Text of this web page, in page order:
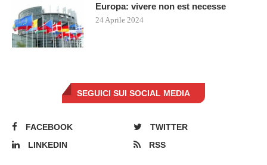
Europa: vivere non est necesse
24 Aprile 2024
SEGUICI SUI SOCIAL MEDIA
FACEBOOK
TWITTER
LINKEDIN
RSS